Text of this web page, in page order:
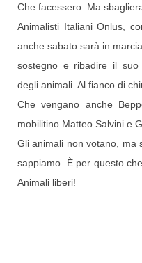
Che facessero. Ma
Animalisti Italiani Onlus,
anche sabato sarà in
sostegno e ribadire il
degli animali. Al fianco di
Che vengano anche
mobilitino Matteo Salvini e
Gli animali non votano, ma
sappiamo. È per questo
Animali liberi!